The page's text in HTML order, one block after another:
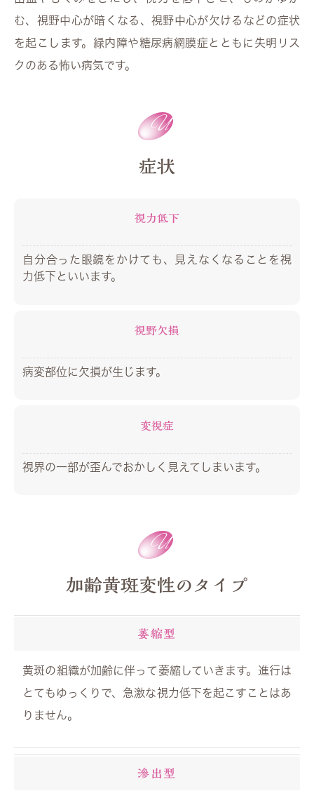
む、視野中心が暗くなる、視野中心が欠けるなどの症状
を起こします。緑内障や糖尿病網膜症とともに失明リス
クのある怖い病気です。
症状
視力低下
自分合った眼鏡をかけても、見えなくなることを視
力低下といいます。
視野欠損
病変部位に欠損が生じます。
変視症
視界の一部が歪んでおかしく見えてしまいます。
加齢黄斑変性のタイプ
萎縮型
黄斑の組織が加齢に伴って萎縮していきます。進行は
とてもゆっくりで、急激な視力低下を起こすことはあ
りません。
滲出型